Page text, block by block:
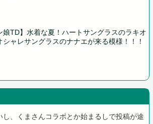
娘TD】水着な夏！ハートサングラスのラキオ
シャレサングラスのナナエが来る模様！！！
し、くまさんコラボとか始まるしで投稿が途